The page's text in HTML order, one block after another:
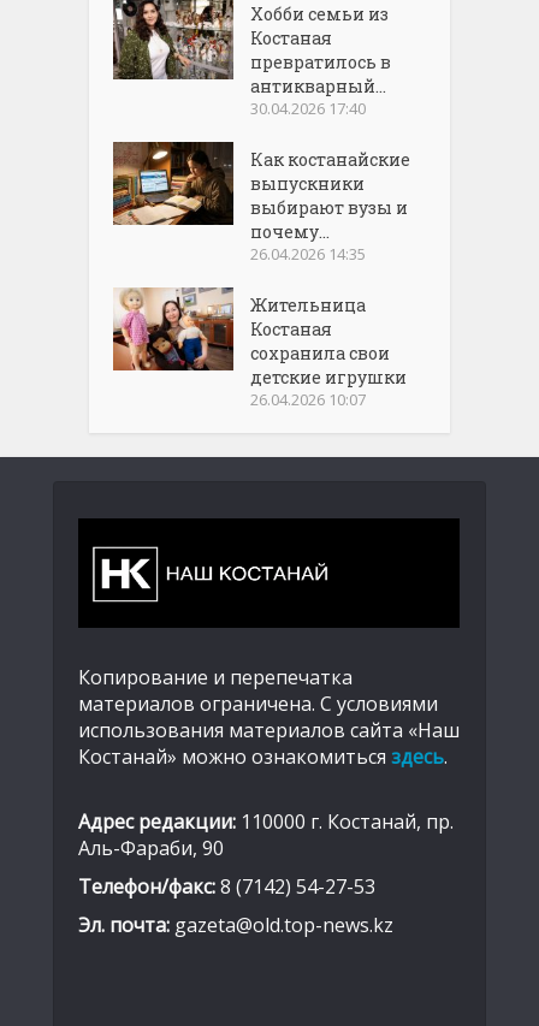
Хобби семьи из
Костаная
превратилось в
антикварный...
30.04.2026 17:40
Как костанайские
выпускники
выбирают вузы и
почему...
26.04.2026 14:35
Жительница
Костаная
сохранила свои
детские игрушки
26.04.2026 10:07
Копирование и перепечатка
материалов ограничена. С условиями
использования материалов сайта «Наш
Костанай» можно ознакомиться здесь.
Адрес редакции: 110000 г. Костанай, пр.
Аль-Фараби, 90
Телефон/факс:8 (7142) 54-27-53
Эл. почта: gazeta@old.top-news.kz